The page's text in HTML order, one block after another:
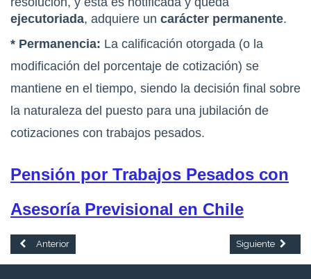
ejecutoriada, adquiere un carácter permanente.
* Permanencia: La calificación otorgada (o la
modificación del porcentaje de cotización) se
mantiene en el tiempo, siendo la decisión final sobre
la naturaleza del puesto para una jubilación de
cotizaciones con trabajos pesados.
Pensión por Trabajos Pesados con
Asesoría Previsional en Chile
Artículo anterior: Fondos Generacionales en Chile: Qué Son y Cómo
Anterior Artículo
Siguiente